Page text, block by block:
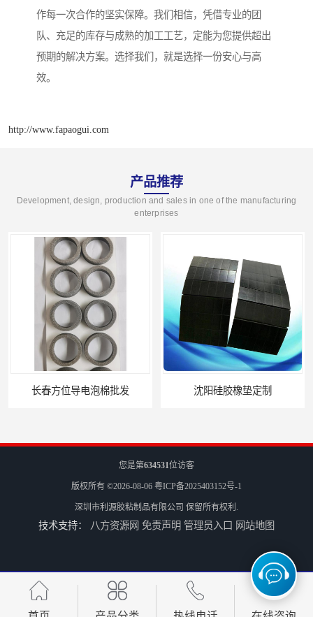
作每一次合作的坚实保障。我们相信，凭借专业的团
队、充足的库存与成熟的加工工艺，定能为您提供超出
预期的解决方案。选择我们，就是选择一份安心与高
效。
http://www.fapaogui.com
产品推荐
Development, design, production and sales in one of the manufacturing
enterprises
长春方位导电泡棉批发 沈阳硅胶橡垫定制
贵阳硅胶垫片厂家
您是第634531位访客
版权所有 ©2026-08-06 粤ICP备2025403152号-1
深圳市利源胶粘制品有限公司 保留所有权利.
技术支持： 八方资源网 免责声明 管理员入口 网站地图